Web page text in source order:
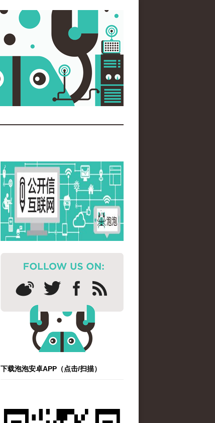
下载泡泡安卓APP（点击/扫描）